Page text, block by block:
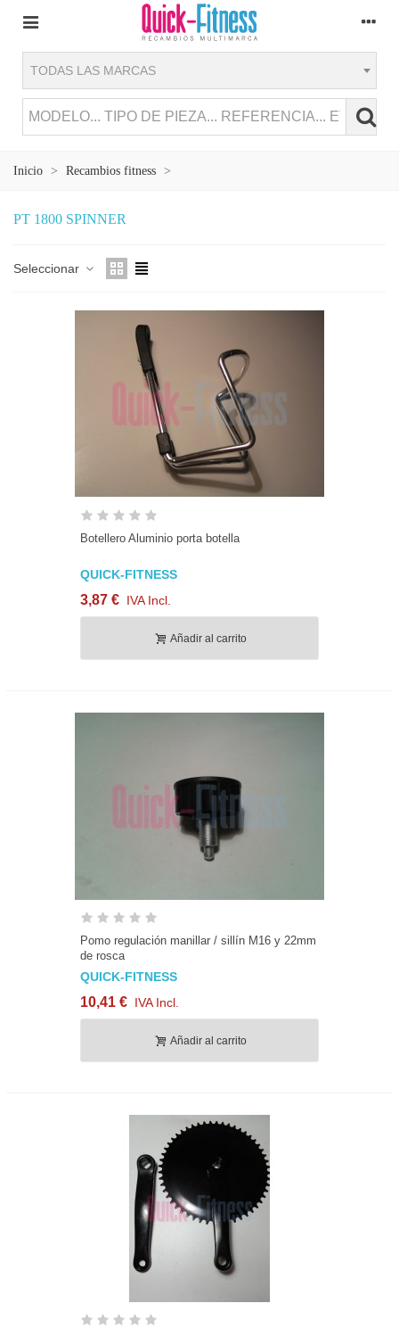
TODAS LAS MARCAS
Inicio > Recambios fitness >
PT 1800 SPINNER
Seleccionar
Botellero Aluminio porta botella
QUICK-FITNESS
3,87 € IVA Incl.
Añadir al carrito
Pomo regulación manillar / sillín M16 y 22mm
de rosca
QUICK-FITNESS
10,41 € IVA Incl.
Añadir al carrito